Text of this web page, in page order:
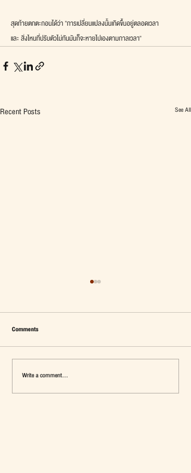
สุดท้ายตกตะกอนได้ว่า "การเปลี่ยนแปลงนั้นเกิดขึ้นอยู่ตลอดเวลา
และ สิ่งไหนที่ปรับตัวไม่ทันมันก็จะหายไปเองตามกาลเวลา"
Recent Posts See All
เมื่อ Self-concept ถูกเติมเต็ม Fashion อาจ
จะไม่ใช่คำตอบ
Comments
Write a comment...